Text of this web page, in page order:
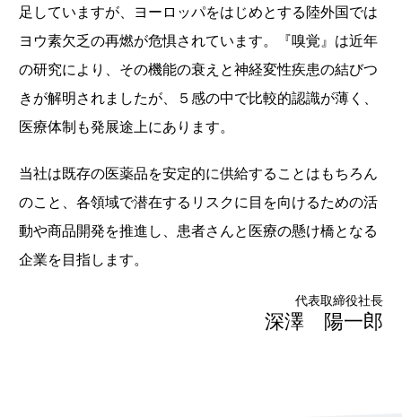
足していますが、ヨーロッパをはじめとする陸外国では
ヨウ素欠乏の再燃が危惧されています。『嗅覚』は近年
の研究により、その機能の衰えと神経変性疾患の結びつ
きが解明されましたが、５感の中で比較的認識が薄く、
医療体制も発展途上にあります。
当社は既存の医薬品を安定的に供給することはもちろん
のこと、各領域で潜在するリスクに目を向けるための活
動や商品開発を推進し、患者さんと医療の懸け橋となる
企業を目指します。
代表取締役社長
深澤 陽一郎